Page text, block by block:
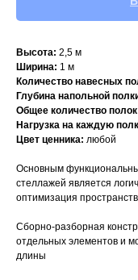
Высота: 2,5 м
Ширина: 1 м
Количество навесных
Глубина напольной
Общее количество
Нагрузка на каждую
Цвет ценника: любой
Основным
стеллажей является
оптимизация
Сборно-разборная
отдельных элементов и
длины